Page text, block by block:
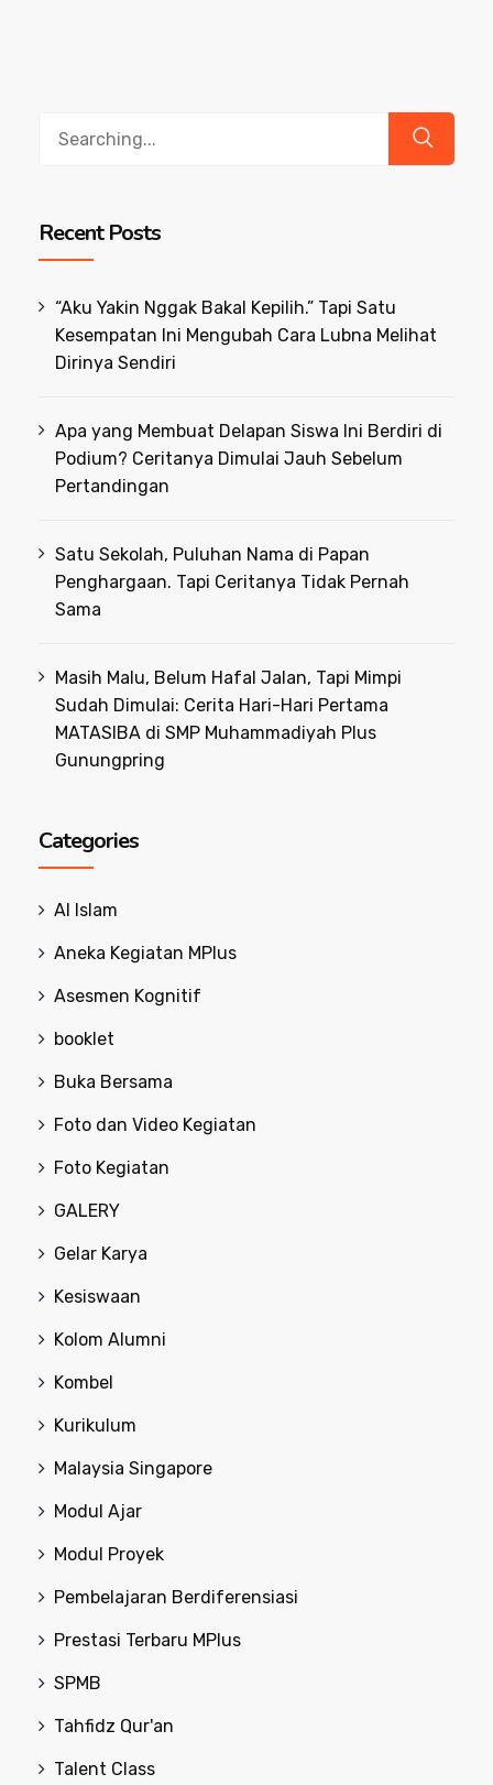
Recent Posts
“Aku Yakin Nggak Bakal Kepilih.” Tapi Satu
Kesempatan Ini Mengubah Cara Lubna Melihat
Dirinya Sendiri
Apa yang Membuat Delapan Siswa Ini Berdiri di
Podium? Ceritanya Dimulai Jauh Sebelum
Pertandingan
Satu Sekolah, Puluhan Nama di Papan
Penghargaan. Tapi Ceritanya Tidak Pernah
Sama
Masih Malu, Belum Hafal Jalan, Tapi Mimpi
Sudah Dimulai: Cerita Hari-Hari Pertama
MATASIBA di SMP Muhammadiyah Plus
Gunungpring
Categories
Al Islam
Aneka Kegiatan MPlus
Asesmen Kognitif
booklet
Buka Bersama
Foto dan Video Kegiatan
Foto Kegiatan
GALERY
Gelar Karya
Kesiswaan
Kolom Alumni
Kombel
Kurikulum
Malaysia Singapore
Modul Ajar
Modul Proyek
Pembelajaran Berdiferensiasi
Prestasi Terbaru MPlus
SPMB
Tahfidz Qur'an
Talent Class